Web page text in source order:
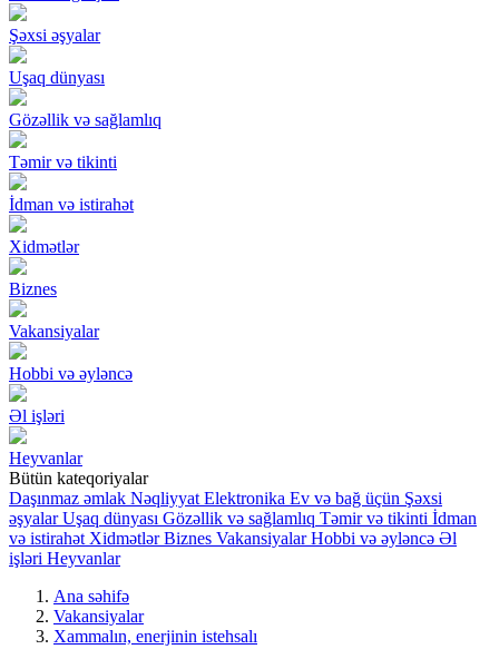
Şəxsi əşyalar
Uşaq dünyası
Gözəllik və sağlamlıq
Təmir və tikinti
İdman və istirahət
Xidmətlər
Biznes
Vakansiyalar
Hobbi və əyləncə
Əl işləri
Heyvanlar
Bütün kateqoriyalar
Daşınmaz əmlak Nəqliyyat Elektronika Ev və bağ üçün Şəxsi
əşyalar Uşaq dünyası Gözəllik və sağlamlıq Təmir və tikinti İdman
və istirahət Xidmətlər Biznes Vakansiyalar Hobbi və əyləncə Əl
işləri Heyvanlar
Ana səhifə
Vakansiyalar
Xammalın, enerjinin istehsalı